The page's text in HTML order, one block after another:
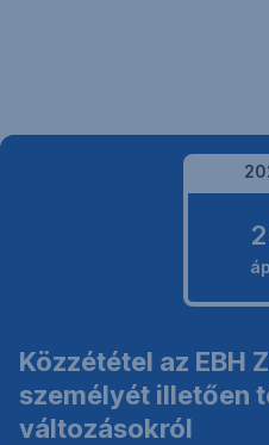
2020.
április
29.
Közzététel az EBH
személyét illetően
változásokról